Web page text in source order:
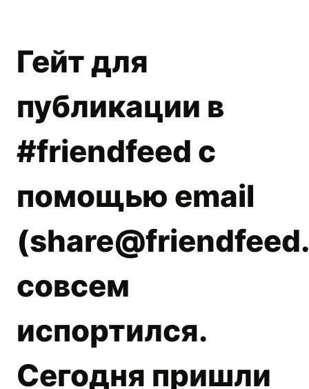
Гейт для
публикации в
#friendfeed с
помощью email
(
совсем
испортился.
Сегодня пришли